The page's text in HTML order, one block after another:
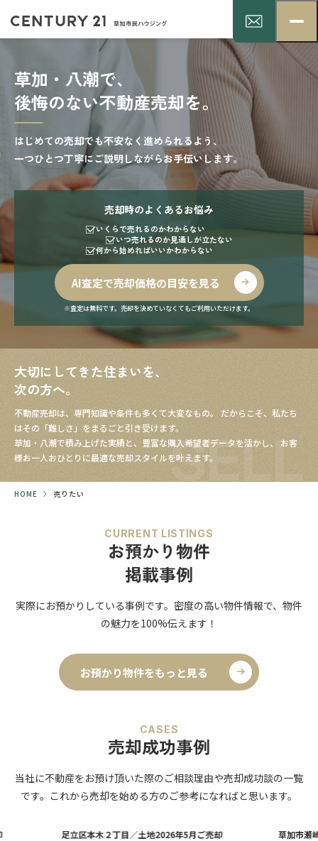
草加・八潮で、
後悔のない不動産売却を。
はじめての売却でも不安なく進められるよう、
一つひとつ丁寧にご説明しながらお手伝いします。
売却時のよくあるお悩み
いくらで売れるのかわからない
いつ売れるのか見通しが立たない
何から始めればいいかわからない
AI査定で売却価格の目安を見る
※査定は無料です。売却を決めていなくてもご利用いただけます。
SELL
大切にしてきた住まいを、
次の方へ。
不動産売却は、専門知識や条件も多くて大変なもの。
だからこそ、私たち
はその「難しさ」をまるごと引き受けます。
草加・八潮で積み上げた実績と、豊富な購入希望者データを活かし、お客
様お一人おひとりに最適な売却スタイルを叶えます。
HOME 売りたい
CURRENT LISTINGS
お預かり物件
掲載事例
実際にお預かりしている事例です。 密度の高い物件情報で、 物件
の魅力を100%伝えます！
お預かり物件をもっと見る
CASES
売却成功事例
当社に不動産をお預け頂いた際のご相談理由や売却成功談の一覧
です。これから売却を始める方のご参考になればと思います。
足立区本木２丁目／土地2026年5月ご売却 草加市瀬